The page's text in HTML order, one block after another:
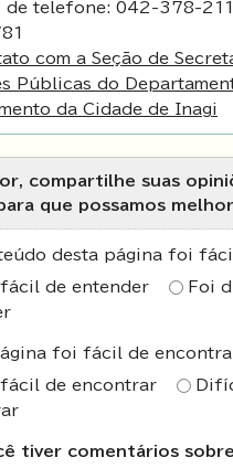
de telefone: 042-378-
com a Seção de
Públicas do
da Cidade de Inagi
compartilhe suas
que possamos
desta página foi
fácil de entender
Foi
foi fácil de
fácil de encontrar
tiver comentários